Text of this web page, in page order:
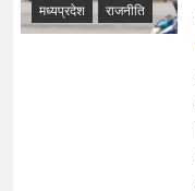
मध्यप्रदेश
राजनीति